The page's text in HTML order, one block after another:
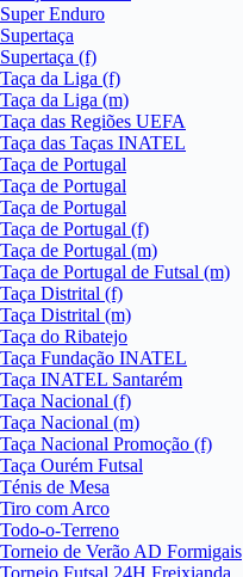
Super Enduro
Supertaça
Supertaça (f)
Taça da Liga (f)
Taça da Liga (m)
Taça das Regiões UEFA
Taça das Taças INATEL
Taça de Portugal
Taça de Portugal
Taça de Portugal
Taça de Portugal (f)
Taça de Portugal (m)
Taça de Portugal de Futsal (m)
Taça Distrital (f)
Taça Distrital (m)
Taça do Ribatejo
Taça Fundação INATEL
Taça INATEL Santarém
Taça Nacional (f)
Taça Nacional (m)
Taça Nacional Promoção (f)
Taça Ourém Futsal
Ténis de Mesa
Tiro com Arco
Todo-o-Terreno
Torneio de Verão AD Formigais
Torneio Futsal 24H Freixianda